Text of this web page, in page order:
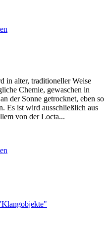
in alter, traditioneller Weise
Chemie, gewaschen in
der Sonne getrocknet, eben so
Es ist wird ausschließlich aus
von der Locta...